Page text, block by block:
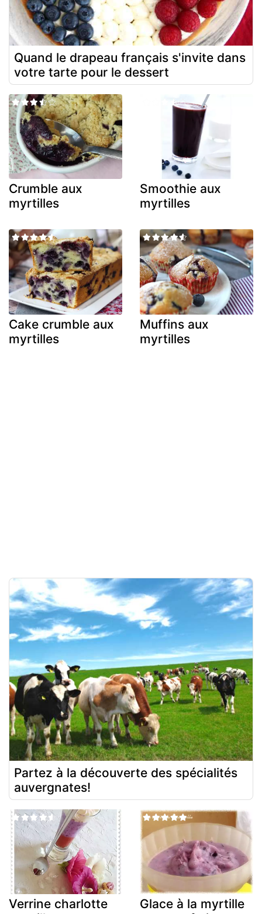
Quand le drapeau français s'invite dans
votre tarte pour le dessert
Crumble aux
myrtilles
Smoothie aux
myrtilles
Cake crumble aux
myrtilles
Muffins aux
myrtilles
Partez à la découverte des spécialités
auvergnates!
Verrine charlotte
Glace à la myrtille